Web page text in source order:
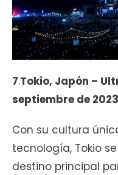
7.Tokio, Japón –
septiembre de 2023
Con su cultura
tecnología, Tokio
destino principal